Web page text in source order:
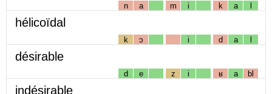
n a m i k a l
hélicoïdal
k ɔ i d a l
désirable
d e z i ʁ a bl
indésirable